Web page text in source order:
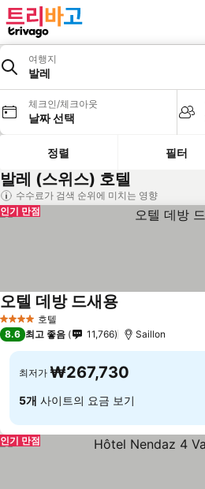
여행지
발레
체크인/체크아웃
날짜 선택
정렬 필터
발레 (스위스) 호텔
수수료가 검색 순위에 미치는 영향
인기 만점
4 성급 호텔
오텔 데방 드새용
8.6 최고 좋음 11,766 Saillon
최저가 ₩267,730
5개 사이트의 요금 보기
인기 만점